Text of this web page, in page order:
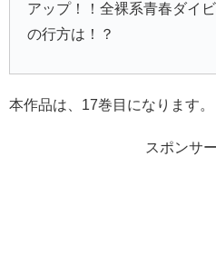
アップ！！全裸系青春ダイ
の行方は！？
本作品は、17巻目になります。
スポンサ